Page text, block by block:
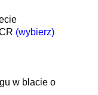
(wybierz)
w blacie o